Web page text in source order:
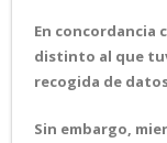
En concordancia
distinto al que
recogida de
Sin embargo,